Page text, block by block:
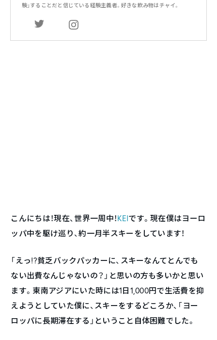
験」することだと信じている経験主義者。好きな飲み物はチャイ。
こんにちは！現在、世界一周中！KEIです。現在僕はヨーロ
ッパ中を駆け巡り、約一月半スキーをしています！
「えっ!?貧乏バックパッカーに、スキーなんてとんでも
ない出費なんじゃないの？」と思いの方も多いかと思い
ます。東南アジアにいた時には1日1,000円で生活費を抑
えようとしていた僕に、スキーをするどころか、「ヨー
ロッパに長期滞在する」ということ自体困難でした。